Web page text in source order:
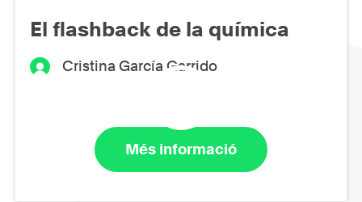
El flashback de la química
Cristina García Garrido
Més informació